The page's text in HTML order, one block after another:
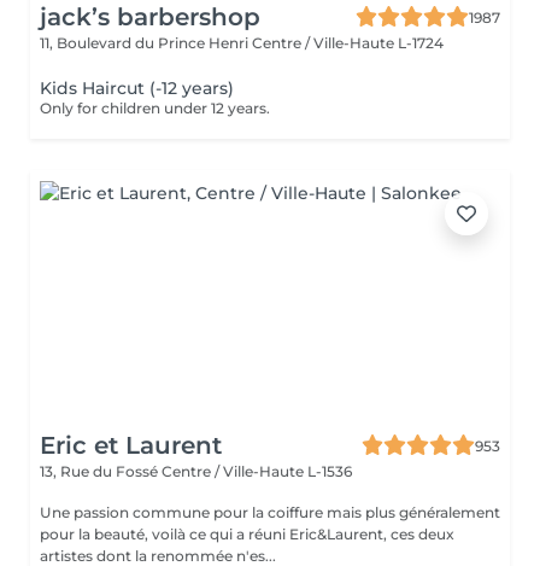
jack’s barbershop
1987
11, Boulevard du Prince Henri Centre / Ville-Haute L-1724
Kids Haircut (-12 years)
Only for children under 12 years.
Eric et Laurent
953
13, Rue du Fossé Centre / Ville-Haute L-1536
Une passion commune pour la coiffure mais plus généralement
pour la beauté, voilà ce qui a réuni Eric&Laurent, ces deux
artistes dont la renommée n'es...